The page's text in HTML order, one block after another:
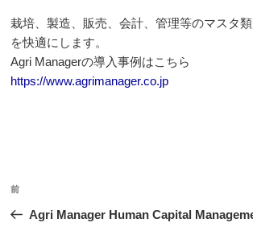
栽培、製造、販売、会計、管理等のマスタ
を快適にします。
Agri Managerの導入事例はこちら
https://www.agrimanager.co.jp
投
前
の
前
Agri Manager Human Capital